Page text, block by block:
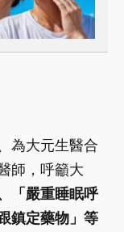
為大元生醫合
師，呼籲大
「嚴重睡眠呼
鎮定藥物」等